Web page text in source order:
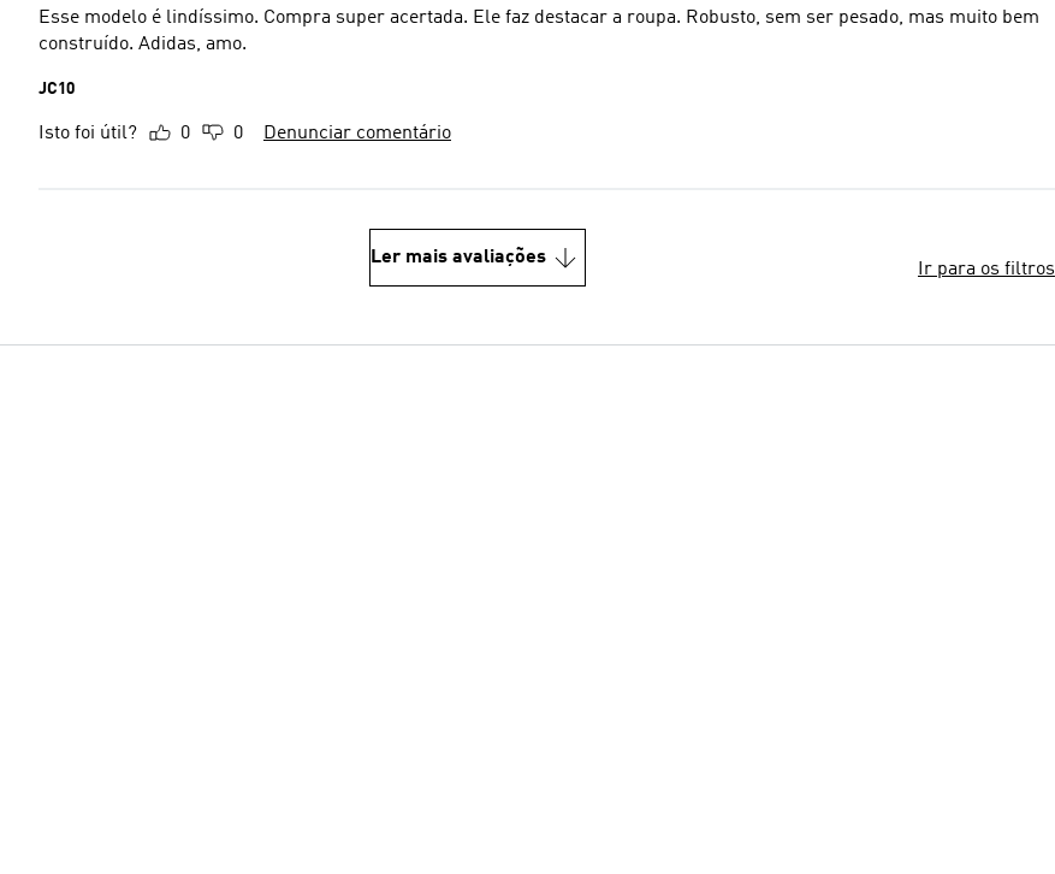
Esse modelo é lindíssimo. Compra super acertada. Ele faz destacar a roupa. Robusto, sem ser pesado, mas muito bem
construído. Adidas, amo.
JC10
Isto foi útil? 0 0 Denunciar comentário
Ler mais avaliações
Ir para os filtros